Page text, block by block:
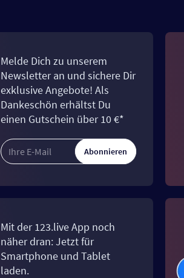
Melde Dich zu unserem
Newsletter an und sichere Dir
exklusive Angebote! Als
Dankeschön erhältst Du
einen Gutschein über 10 €*
Abonnieren
Mit der 123.live App noch
näher dran: Jetzt für
Smartphone und Tablet
laden.